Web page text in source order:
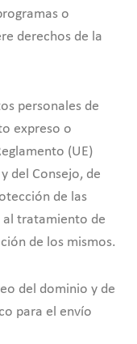
o
derechos de la
personales de
expreso o
(UE)
del Consejo, de
de las
al tratamiento de
de los mismos.
del dominio y de
para el envío